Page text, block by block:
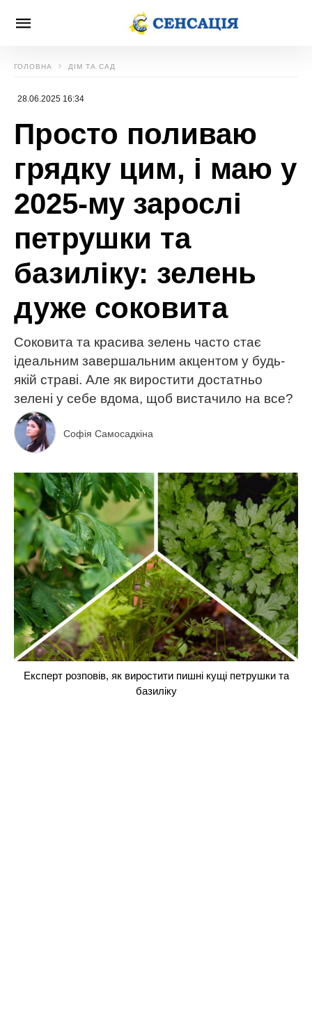
ГОЛОВНА ДІМ ТА САД
28.06.2025 16:34
Просто поливаю
грядку цим, і маю у
2025-му зарослі
петрушки та
базиліку: зелень
дуже соковита
Соковита та красива зелень часто стає
ідеальним завершальним акцентом у будь-
якій страві. Але як виростити достатньо
зелені у себе вдома, щоб вистачило на все?
Софія Самосадкіна
Експерт розповів, як виростити пишні кущі петрушки та
базиліку